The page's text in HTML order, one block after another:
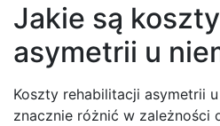
Jakie są
asymetrii u
Koszty rehabilitacji asymetrii
znacznie różnić w zależności